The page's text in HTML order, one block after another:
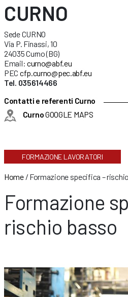
CURNO
Sede CURNO
Via P. Finassi, 10
24035 Curno (BG)
Email: curno@abf.eu
PEC cfp.curno@pec.abf.eu
Tel. 035614466
Contatti e referenti Curno
CurnoGOOGLE MAPS
FORMAZIONE LAVORATORI
Home/ Formazione specifica –
Formazione
rischio basso